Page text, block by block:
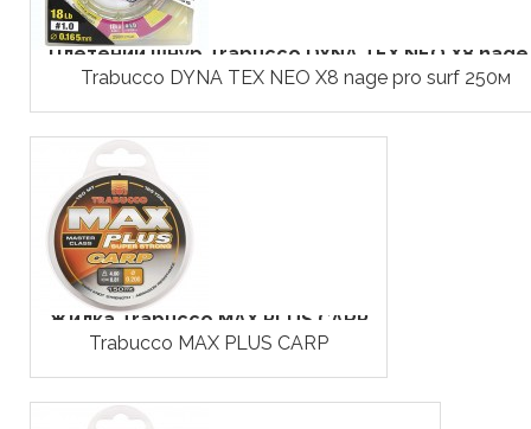
Плетений шнур Trabucco DYNA TEX NEO X8
Trabucco DYNA TEX NEO X8 nage pro surf 250м
Жилка Trabucco MAX PLUS CARP
Trabucco MAX PLUS CARP